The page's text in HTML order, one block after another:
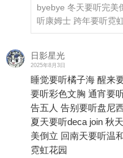
byebye 冬天要听完美
听康姆士 跨年要听霓
日影星光
2025年8月3日
睡觉要听橘子海 醒来
要听彩色文胸 通宵要
告五人 告别要听盘尼
夏天要听deca join 秋
美倒立 回南天要听温
霓虹花园